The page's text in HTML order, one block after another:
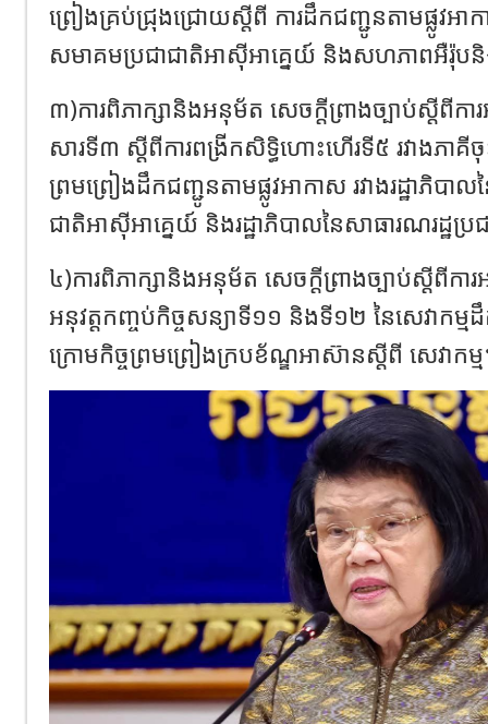
ព្រៀងគ្រប់ជ្រុងជ្រោយស្តីពី ការដឹកជញ្ជូនតាមផ្លូវអាក
សមាគមប្រជាជាតិអាស៊ីអាគ្នេយ៍ និងសហភាពអឺរ៉ុបនិ
៣)ការពិភាក្សានិងអនុម័ត សេចក្តីព្រាងច្បាប់ស្តីពី
សារទី៣ ស្តីពីការពង្រីកសិទ្ធិហោះហើរទី៥ រវាងភាគីចុ
ព្រមព្រៀងដឹកជញ្ជូនតាមផ្លូវអាកាស រវាងរដ្ឋាភិបា
ជាតិអាស៊ីអាគ្នេយ៍ និងរដ្ឋាភិបាលនៃសាធារណរដ្ឋប្
៤)ការពិភាក្សានិងអនុម័ត សេចក្តីព្រាងច្បាប់ស្តីពី
អនុវត្តកញ្ចប់កិច្ចសន្យាទី១១ និងទី១២ នៃសេវាកម្ម
ក្រោមកិច្ចព្រមព្រៀងក្របខ័ណ្ឌអាស៊ានស្តីពី សេវាកម្